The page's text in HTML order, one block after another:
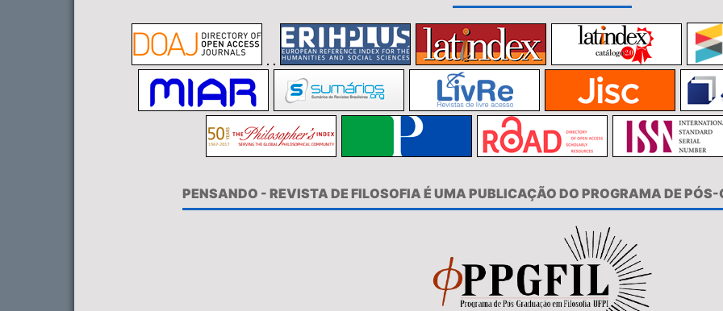
PENSANDO - REVISTA DE FILOSOFIA É UMA PUBLICAÇÃO DO PROGRAMA DE